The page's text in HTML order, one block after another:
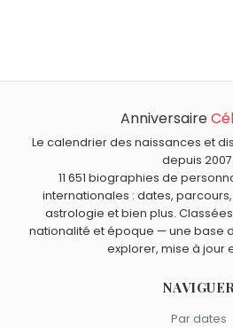
Sylvester Stallone,John Heard,
Diane Keatonsont nés en
Quels acteurs américains sont du
Talia Shire ?
George Clooney Jessica Alba,
JohnsonetMegan Foxsont du
Anniversaire
Le calendrier des naissances et
depuis 2007.
11 651 biographies de
internationales : dates,
astrologie et bien plus.
nationalité et époque — une base
explorer, mise à jour
NAVIGUER
Par dates